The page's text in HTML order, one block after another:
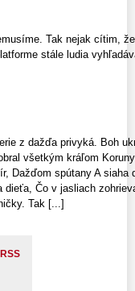
Tak nejak cítim,
stále ludia
z dažďa privyká. Boh
všetkým kráľom
Dažďom spútany A siaha
dieťa, Čo v jasliach
Tak [...]
RSS